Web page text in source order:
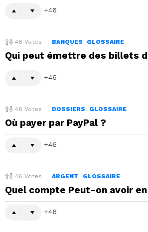
46
46 Votes BANQUES GLOSSAIRE
Qui peut émettre des billets
46
46 Votes DOSSIERS GLOSSAIRE
Où payer par PayPal ?
46
46 Votes ARGENT GLOSSAIRE
Quel compte Peut-on avoir
46